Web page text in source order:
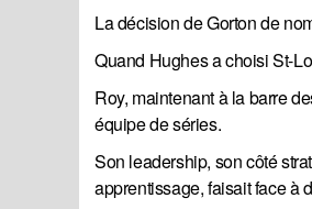
La décision de Gorton de
Quand Hughes a choisi St-
Roy, maintenant à la barre
équipe de séries.
Son leadership, son côté
apprentissage, faisait face à